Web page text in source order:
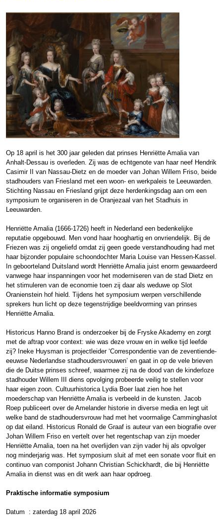
Op 18 april is het 300 jaar geleden dat prinses Henriëtte Amalia van
Anhalt-Dessau is overleden. Zij was de echtgenote van haar neef Hendrik
Casimir II van Nassau-Dietz en de moeder van Johan Willem Friso, beide
stadhouders van Friesland met een woon- en werkpaleis te Leeuwarden.
Stichting Nassau en Friesland grijpt deze herdenkingsdag aan om een
symposium te organiseren in de Oranjezaal van het Stadhuis in
Leeuwarden.
Henriëtte Amalia (1666-1726) heeft in Nederland een bedenkelijke
reputatie opgebouwd. Men vond haar hooghartig en onvriendelijk. Bij de
Friezen was zij ongeliefd omdat zij geen goede verstandhouding had met
haar bijzonder populaire schoondochter Maria Louise van Hessen-Kassel.
In geboorteland Duitsland wordt Henriëtte Amalia juist enorm gewaardeerd
vanwege haar inspanningen voor het moderniseren van de stad Dietz en
het stimuleren van de economie toen zij daar als weduwe op Slot
Oranienstein hof hield. Tijdens het symposium werpen verschillende
sprekers hun licht op deze tegenstrijdige beeldvorming van prinses
Henriëtte Amalia.
Historicus Hanno Brand is onderzoeker bij de Fryske Akademy en zorgt
met de aftrap voor context: wie was deze vrouw en in welke tijd leefde
zij? Ineke Huysman is projectleider ‘Correspondentie van de zeventiende-
eeuwse Nederlandse stadhoudersvrouwen’ en gaat in op de vele brieven
die de Duitse prinses schreef, waarmee zij na de dood van de kinderloze
stadhouder Willem III diens opvolging probeerde veilig te stellen voor
haar eigen zoon. Cultuurhistorica Lydia Boer laat zien hoe het
moederschap van Henriëtte Amalia is verbeeld in de kunsten. Jacob
Roep publiceert over de Amelander historie in diverse media en legt uit
welke band de stadhoudersvrouw had met het voormalige Camminghaslot
op dat eiland. Historicus Ronald de Graaf is auteur van een biografie over
Johan Willem Friso en vertelt over het regentschap van zijn moeder
Henriëtte Amalia, toen na het overlijden van zijn vader hij als opvolger
nog minderjarig was. Het symposium sluit af met een sonate voor fluit en
continuo van componist Johann Christian Schickhardt, die bij Henriëtte
Amalia in dienst was en dit werk aan haar opdroeg.
Praktische informatie symposium
Datum : zaterdag 18 april 2026